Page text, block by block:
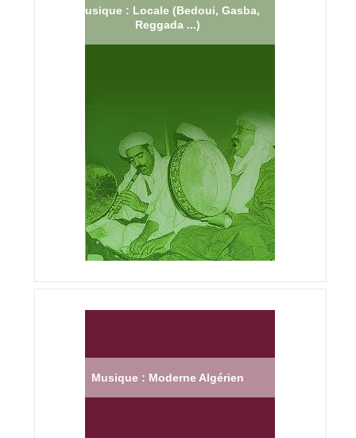
Musique : Locale (Bedoui, Gasba,
Reggada ...)
Musique : Moderne Algérien